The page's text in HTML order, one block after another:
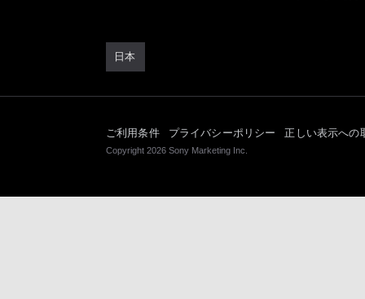
日本
ご利用条件 プライバシーポリシー 正しい表示への
Copyright 2026 Sony Marketing Inc.